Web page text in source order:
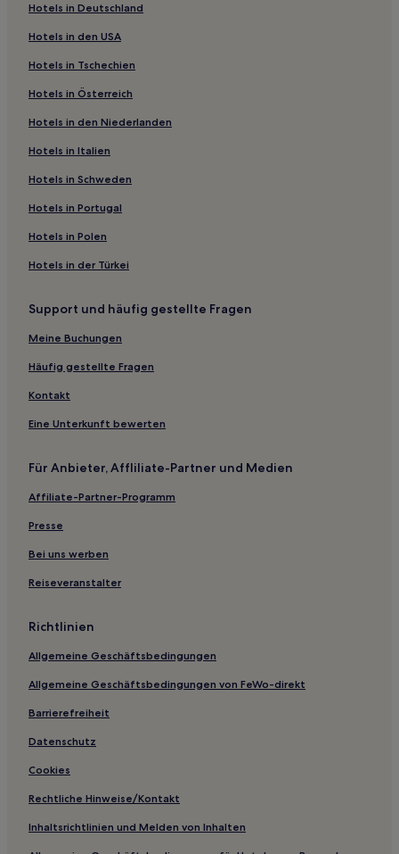
Hotels nahe Turmbergterrasse
Hotels nahe Bahnhof Karlsruhe West
Karlsruhe Hotels
Hotels nahe Bahnhof Karlsruhe-Knielingen
Hotels nahe Badisches Staatstheater
Hotels nahe Bahnhof Karlsruhe-Mühlburg
Waldstadt Feldlage Hotels
Hotels nahe S-Bahn-Station Bruchsal Am Mantel
Regierungsbezirk Karlsruhe: Hotels
Hotels nahe Staatliche Kunsthalle Karlsruhe
Hotels nahe S-Bahn-Station Kurt-Schumacher-Straße
Hotels nahe Zoologischer Stadtgarten Karlsruhe
Hotels nahe S-Bahn-Station Söllingen
Hotels nahe Europahalle
Hotels nahe Bahnhof Berghausen Am Stadion
Rennbuckel Hotels
Hotels nahe Badisches Staatstheater
Hostels in Mannheim
Ferienwohnungen in Sinsheim
Gasthäuser in Forbach
Hotels mit Parkplatz in Bad Herrenalb
Haustierfreundliche in Bad Herrenalb
Hotels mit Pool in Bad Herrenalb
Hotels mit inbegriffenem Frühstück in Nordschwarzwald
Hotels mit Wellnessbereich in Nordschwarzwald
Haustierfreundliche in Nordschwarzwald
Familien in Nordschwarzwald
Haustierfreundliche in Pforzheim
Hotels in Deutschland
Hotels in den USA
Hotels in Tschechien
Hotels in Österreich
Hotels in den Niederlanden
Hotels in Italien
Hotels in Schweden
Hotels in Portugal
Hotels in Polen
Hotels in der Türkei
Support und häufig gestellte Fragen
Meine Buchungen
Häufig gestellte Fragen
Kontakt
Eine Unterkunft bewerten
Für Anbieter, Affliliate-Partner und Medien
Affiliate-Partner-Programm
Presse
Bei uns werben
Reiseveranstalter
Richtlinien
Allgemeine Geschäftsbedingungen
Allgemeine Geschäftsbedingungen von FeWo-direkt
Barrierefreiheit
Datenschutz
Cookies
Rechtliche Hinweise/Kontakt
Inhaltsrichtlinien und Melden von Inhalten